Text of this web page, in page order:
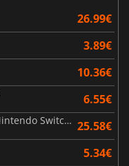
26.99€
3.89€
10.36€
6.55€
Farming Simulator 23 Nintendo Switch Edition 25.58€
5.34€